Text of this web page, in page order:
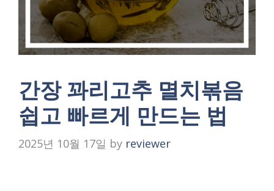
간장 꽈리고추 멸치볶음
쉽고 빠르게 만드는 법
2025년 10월 17일 by reviewer